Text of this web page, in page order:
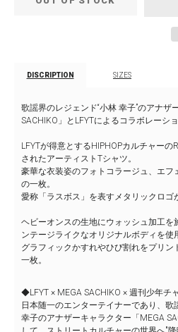
DISCRIPTION SIZES
歌謡界のレジェンド“⼩林 幸⼦”のアナザ
SACHIKO」とLFYTによるコラボレーショ
LFYTが得意とするHIPHOPカルチャーの
されたアーティストTシャツ。
豪華な衣装姿のフォトコラージュ、エフ
の一枚。
愛称「ラスボス」を表すメタリックロゴ
ヘビーオンスの生地にウォッシュ加工を
ンテージライクなオリジナルボディを使
グラフィックかすれやひび割れをプリ
一枚。
◆LFYT × MEGA SACHIKO × 週刊少年チ
⽇本随⼀のエンターテイナーであり、
幸⼦のアナザーキャラクター「MEGA